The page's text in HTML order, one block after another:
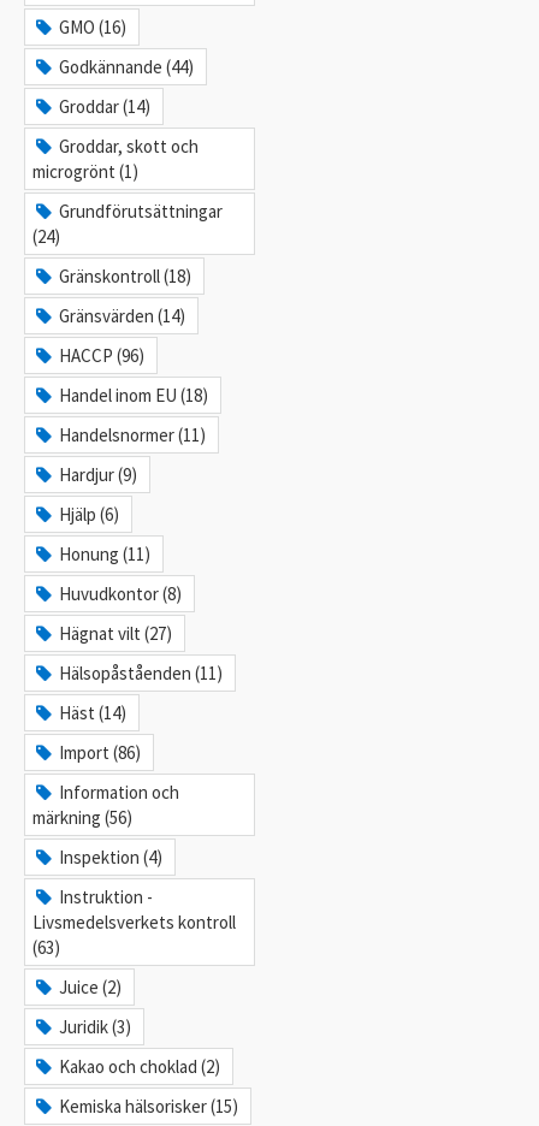
GMO (16)
Godkännande (44)
Groddar (14)
Groddar, skott och
microgrönt (1)
Grundförutsättningar
(24)
Gränskontroll (18)
Gränsvärden (14)
HACCP (96)
Handel inom EU (18)
Handelsnormer (11)
Hardjur (9)
Hjälp (6)
Honung (11)
Huvudkontor (8)
Hägnat vilt (27)
Hälsopåståenden (11)
Häst (14)
Import (86)
Information och
märkning (56)
Inspektion (4)
Instruktion -
Livsmedelsverkets kontroll
(63)
Juice (2)
Juridik (3)
Kakao och choklad (2)
Kemiska hälsorisker (15)